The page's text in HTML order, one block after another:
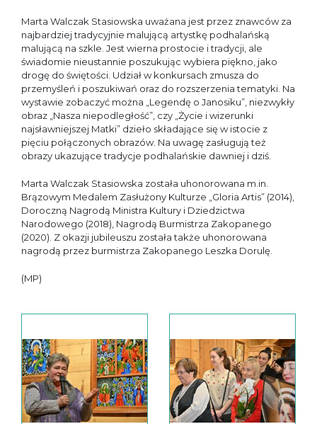
Marta Walczak Stasiowska uważana jest przez znawców za
najbardziej tradycyjnie malującą artystkę podhalańską
malującą na szkle. Jest wierna prostocie i tradycji, ale
świadomie nieustannie poszukując wybiera piękno, jako
drogę do świętości. Udział w konkursach zmusza do
przemyśleń i poszukiwań oraz do rozszerzenia tematyki. Na
wystawie zobaczyć można „Legendę o Janosiku”, niezwykły
obraz „Nasza niepodległość”, czy „Życie i wizerunki
najsławniejszej Matki” dzieło składające się w istocie z
pięciu połączonych obrazów. Na uwagę zasługują też
obrazy ukazujące tradycje podhalańskie dawniej i dziś.
Marta Walczak Stasiowska została uhonorowana m.in.
Brązowym Medalem Zasłużony Kulturze „Gloria Artis” (2014),
Doroczną Nagrodą Ministra Kultury i Dziedzictwa
Narodowego (2018), Nagrodą Burmistrza Zakopanego
(2020). Z okazji jubileuszu została także uhonorowana
nagrodą przez burmistrza Zakopanego Leszka Dorulę.
(MP)